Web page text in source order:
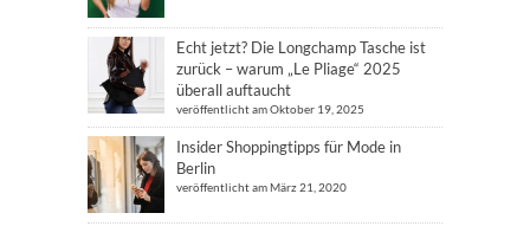
Echt jetzt? Die Longchamp Tasche ist
zurück – warum „Le Pliage“ 2025
überall auftaucht
veröffentlicht am Oktober 19, 2025
Insider Shoppingtipps für Mode in
Berlin
veröffentlicht am März 21, 2020